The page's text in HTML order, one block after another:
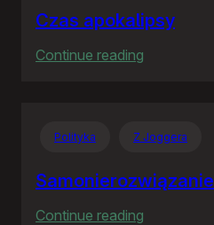
Czas apokalipsy
Continue reading
Polityka Z Joggera
Samonierozwiązanie
Continue reading